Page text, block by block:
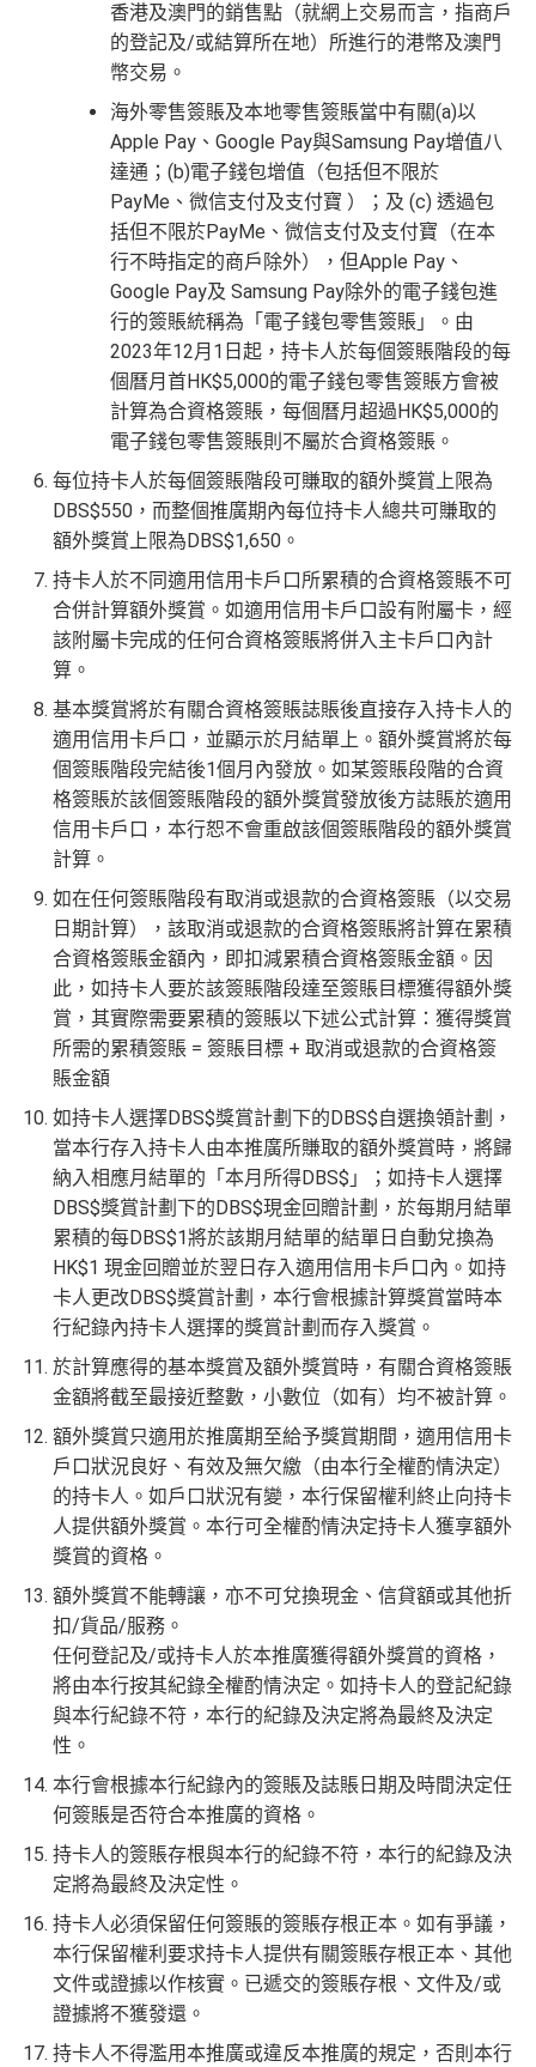
香港及澳門的銷售點（就網上交易而言，指商戶
的登記及/或結算所在地）所進行的港幣及澳門
幣交易。
海外零售簽賬及本地零售簽賬當中有關(a)以
Apple Pay、Google Pay與Samsung Pay增值八
達通；(b)電子錢包增值（包括但不限於
PayMe、微信支付及支付寶 ）；及 (c) 透過包
括但不限於PayMe、微信支付及支付寶（在本
行不時指定的商戶除外），但Apple Pay、
Google Pay及 Samsung Pay除外的電子錢包進
行的簽賬統稱為「電子錢包零售簽賬」。由
2023年12月1日起，持卡人於每個簽賬階段的每
個曆月首HK$5,000的電子錢包零售簽賬方會被
計算為合資格簽賬，每個曆月超過HK$5,000的
電子錢包零售簽賬則不屬於合資格簽賬。
每位持卡人於每個簽賬階段可賺取的額外獎賞上限為
DBS$550，而整個推廣期內每位持卡人總共可賺取的
額外獎賞上限為DBS$1,650。
持卡人於不同適用信用卡戶口所累積的合資格簽賬不可
合併計算額外獎賞。如適用信用卡戶口設有附屬卡，經
該附屬卡完成的任何合資格簽賬將併入主卡戶口內計
算。
基本獎賞將於有關合資格簽賬誌賬後直接存入持卡人的
適用信用卡戶口，並顯示於月結單上。額外獎賞將於每
個簽賬階段完結後1個月內發放。如某簽賬段階的合資
格簽賬於該個簽賬階段的額外獎賞發放後方誌賬於適用
信用卡戶口，本行恕不會重啟該個簽賬階段的額外獎賞
計算。
如在任何簽賬階段有取消或退款的合資格簽賬（以交易
日期計算），該取消或退款的合資格簽賬將計算在累積
合資格簽賬金額內，即扣減累積合資格簽賬金額。因
此，如持卡人要於該簽賬階段達至簽賬目標獲得額外獎
賞，其實際需要累積的簽賬以下述公式計算：獲得獎賞
所需的累積簽賬 = 簽賬目標 + 取消或退款的合資格簽
賬金額
如持卡人選擇DBS$獎賞計劃下的DBS$自選換領計劃，
當本行存入持卡人由本推廣所賺取的額外獎賞時，將歸
納入相應月結單的「本月所得DBS$」；如持卡人選擇
DBS$獎賞計劃下的DBS$現金回贈計劃，於每期月結單
累積的每DBS$1將於該期月結單的結單日自動兌換為
HK$1 現金回贈並於翌日存入適用信用卡戶口內。如持
卡人更改DBS$獎賞計劃，本行會根據計算獎賞當時本
行紀錄內持卡人選擇的獎賞計劃而存入獎賞。
於計算應得的基本獎賞及額外獎賞時，有關合資格簽賬
金額將截至最接近整數，小數位（如有）均不被計算。
額外獎賞只適用於推廣期至給予獎賞期間，適用信用卡
戶口狀況良好、有效及無欠繳（由本行全權酌情決定）
的持卡人。如戶口狀況有變，本行保留權利終止向持卡
人提供額外獎賞。本行可全權酌情決定持卡人獲享額外
獎賞的資格。
額外獎賞不能轉讓，亦不可兌換現金、信貸額或其他折
扣/貨品/服務。
任何登記及/或持卡人於本推廣獲得額外獎賞的資格，
將由本行按其紀錄全權酌情決定。如持卡人的登記紀錄
與本行紀錄不符，本行的紀錄及決定將為最終及決定
性。
本行會根據本行紀錄內的簽賬及誌賬日期及時間決定任
何簽賬是否符合本推廣的資格。
持卡人的簽賬存根與本行的紀錄不符，本行的紀錄及決
定將為最終及決定性。
持卡人必須保留任何簽賬的簽賬存根正本。如有爭議，
本行保留權利要求持卡人提供有關簽賬存根正本、其他
文件或證據以作核實。已遞交的簽賬存根、文件及/或
證據將不獲發還。
持卡人不得濫用本推廣或違反本推廣的規定，否則本行